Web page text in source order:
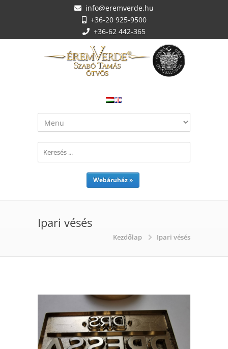
info@eremverde.hu
+36-20 925-9500
+36-62 442-365
Webáruház »
Ipari vésés
Kezdőlap Ipari vésés